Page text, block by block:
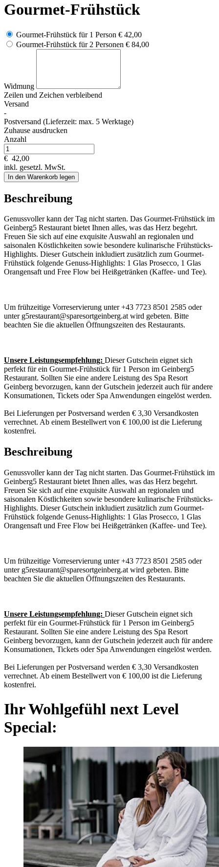
Gourmet-Frühstück
Gourmet-Frühstück für 1 Person € 42,00
Gourmet-Frühstück für 2 Personen € 84,00
Widmung
Zeilen und Zeichen verbleibend
Versand
-
Postversand (Lieferzeit: max. 5 Werktage)
Zuhause ausdrucken
Anzahl
€ 42,00
inkl. gesetzl. MwSt.
In den Warenkorb legen
Beschreibung
Genussvoller kann der Tag nicht starten. Das Gourmet-Frühstück im
Geinberg5 Restaurant bietet Ihnen alles, was das Herz begehrt.
Freuen Sie sich auf eine exquisite Auswahl an regionalen und
saisonalen Köstlichkeiten sowie besondere kulinarische Frühstücks-
Highlights. Dieser Gutschein inkludiert zusätzlich zum Gourmet-
Frühstück folgende Genuss-Highlights: 1 Glas Prosecco, 1 Glas
Orangensaft und Free Flow bei Heißgetränken (Kaffee- und Tee).
Um frühzeitige Vorreservierung unter +43 7723 8501 2585 oder
unter g5restaurant@sparesortgeinberg.at wird gebeten. Bitte
beachten Sie die aktuellen Öffnungszeiten des Restaurants.
Unsere Leistungsempfehlung: Dieser Gutschein eignet sich
perfekt für ein Gourmet-Frühstück für 1 Person im Geinberg5
Restaurant. Sollten Sie eine andere Leistung des Spa Resort
Geinberg bevorzugen, kann der Gutschein jederzeit auch für andere
Konsumationen, Tickets oder Spa Anwendungen eingelöst werden.
Bei Lieferungen per Postversand werden € 3,30 Versandkosten
verrechnet. Ab einem Bestellwert von € 100,00 ist die Lieferung
kostenfrei.
Beschreibung
Genussvoller kann der Tag nicht starten. Das Gourmet-Frühstück im
Geinberg5 Restaurant bietet Ihnen alles, was das Herz begehrt.
Freuen Sie sich auf eine exquisite Auswahl an regionalen und
saisonalen Köstlichkeiten sowie besondere kulinarische Frühstücks-
Highlights. Dieser Gutschein inkludiert zusätzlich zum Gourmet-
Frühstück folgende Genuss-Highlights: 1 Glas Prosecco, 1 Glas
Orangensaft und Free Flow bei Heißgetränken (Kaffee- und Tee).
Um frühzeitige Vorreservierung unter +43 7723 8501 2585 oder
unter g5restaurant@sparesortgeinberg.at wird gebeten. Bitte
beachten Sie die aktuellen Öffnungszeiten des Restaurants.
Unsere Leistungsempfehlung: Dieser Gutschein eignet sich
perfekt für ein Gourmet-Frühstück für 1 Person im Geinberg5
Restaurant. Sollten Sie eine andere Leistung des Spa Resort
Geinberg bevorzugen, kann der Gutschein jederzeit auch für andere
Konsumationen, Tickets oder Spa Anwendungen eingelöst werden.
Bei Lieferungen per Postversand werden € 3,30 Versandkosten
verrechnet. Ab einem Bestellwert von € 100,00 ist die Lieferung
kostenfrei.
Ihr Wohlgefühl next Level
Special: